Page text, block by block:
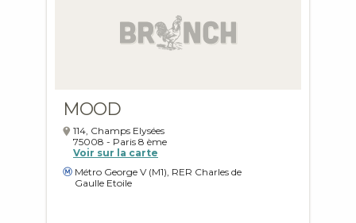
MOOD
114, Champs Elysées
75008 - Paris 8 ème
Voir sur la carte
Métro George V (M1), RER Charles de
Gaulle Etoile